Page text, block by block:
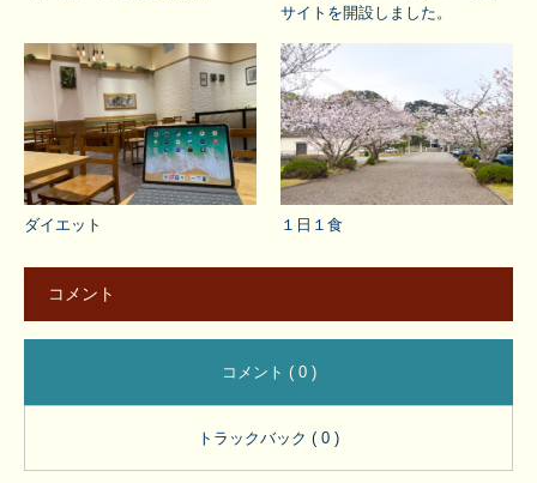
サイトを開設しました。
ダイエット １日１食
コメント
コメント ( 0 )
トラックバック ( 0 )